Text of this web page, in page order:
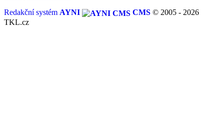
Redakční systém AYNI CMS © 2005 - 2026
TKL.cz